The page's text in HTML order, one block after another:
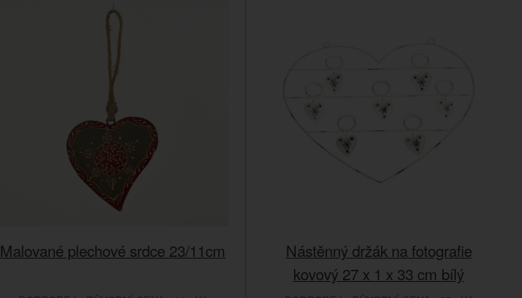
Malované plechové srdce 23/11cm
Nástěnný držák na fotografie
kovový 27 x 1 x 33 cm bílý